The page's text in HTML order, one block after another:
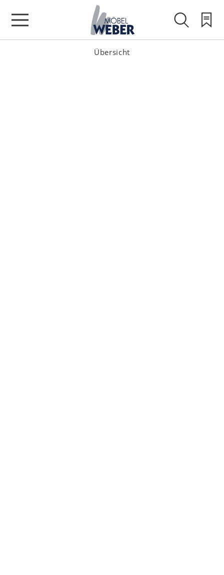
Übersicht